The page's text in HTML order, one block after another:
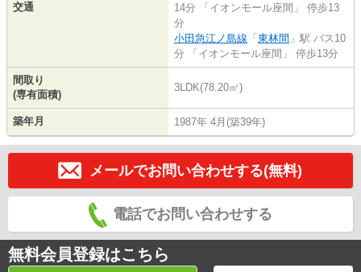
交通
14分 「イオンモール座間」 停歩13
分
小田急江ノ島線 「 東林間 」駅 バス10
分 「イオンモール座間」 停歩13分
間取り
(専有面積)
3LDK(78.20㎡)
築年月 1987年 4月(築39年)
メールでお問い合わせする(無料)
電話でお問い合わせする
無料会員登録はこちら